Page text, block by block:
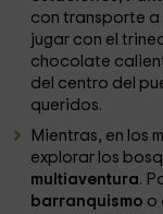
con transporte
jugar con el
chocolate
del centro del
queridos.
Mientras, en los
explorar los
multiaventura.
barranquismo o